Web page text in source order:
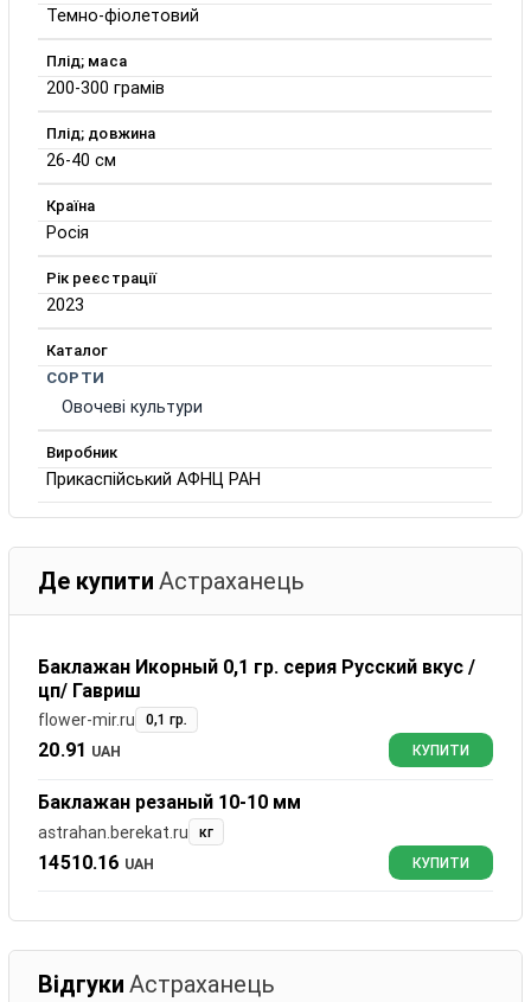
Темно-фіолетовий
Плід; маса
200-300 грамів
Плід; довжина
26-40 см
Країна
Росія
Рік реєстрації
2023
Каталог
СОРТИ
Овочеві культури
Виробник
Прикаспійський АФНЦ РАН
Де купити Астраханець
Баклажан Икорный 0,1 гр. серия Русский вкус /
цп/ Гавриш
flower-mir.ru 0,1 гр.
20.91 UAH КУПИТИ
Баклажан резаный 10-10 мм
astrahan.berekat.ru кг
14510.16 UAH КУПИТИ
Відгуки Астраханець